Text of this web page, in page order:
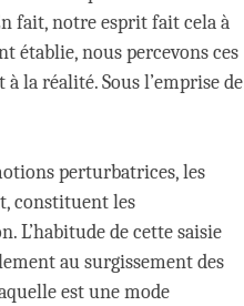
fait, notre esprit fait cela à
établie, nous percevons ces
la réalité. Sous l’emprise de
perturbatrices, les
constituent les
L’habitude de cette saisie
au surgissement des
est une mode